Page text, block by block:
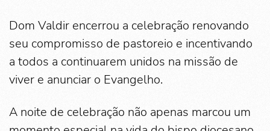
Dom Valdir encerrou a celebração renovando
seu compromisso de pastoreio e incentivando
a todos a continuarem unidos na missão de
viver e anunciar o Evangelho.
A noite de celebração não apenas marcou um